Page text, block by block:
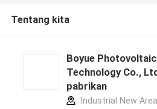
Tentang kita
Boyue Photovoltaic
Technology Co.,
pabrikan
Industrial New